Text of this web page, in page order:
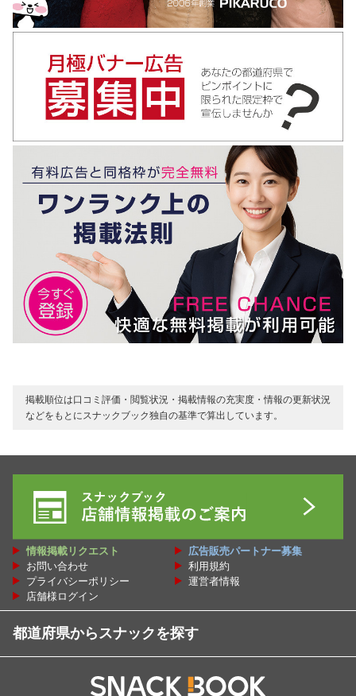
掲載順位は口コミ評価・閲覧状況・掲載情報の充実度・情報の更新状況
などをもとにスナックブック独自の基準で算出しています。
都道府県からスナックを探す
情報掲載リクエスト
広告販売パートナー募集
お問い合わせ
利用規約
プライバシーポリシー
運営者情報
店舗様ログイン